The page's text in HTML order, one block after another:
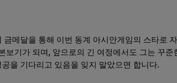
메달을 통해 이번 동계 아시안게임의 스타로
보기가 되며, 앞으로의 긴 여정에서도 그는 꾸
을 기다리고 있음을 잊지 말았으면 합니다.